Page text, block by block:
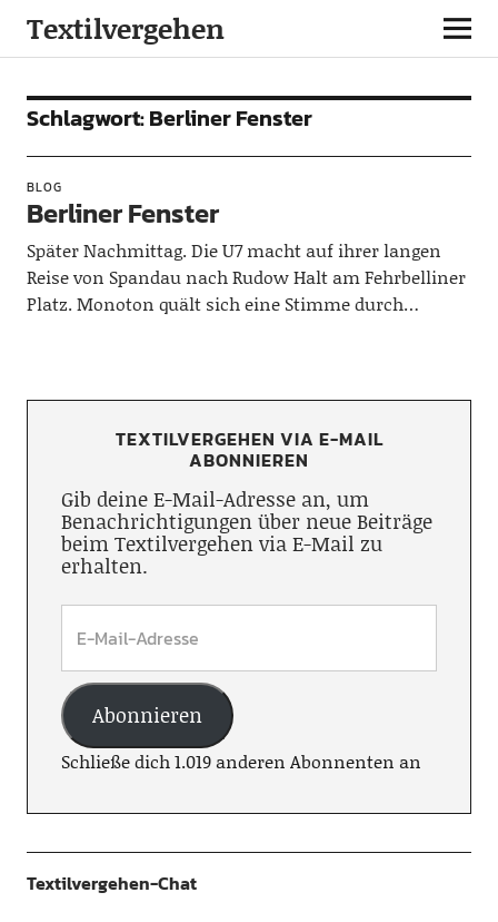
Textilvergehen
Schlagwort:Berliner Fenster
BLOG
Berliner Fenster
Später Nachmittag. Die U7 macht auf ihrer langen
Reise von Spandau nach Rudow Halt am Fehrbelliner
Platz. Monoton quält sich eine Stimme durch…
TEXTILVERGEHEN VIA E-MAIL
ABONNIEREN
Gib deine E-Mail-Adresse an, um
Benachrichtigungen über neue Beiträge
beim Textilvergehen via E-Mail zu
erhalten.
Abonnieren
Schließe dich 1.019 anderen Abonnenten an
Textilvergehen-Chat